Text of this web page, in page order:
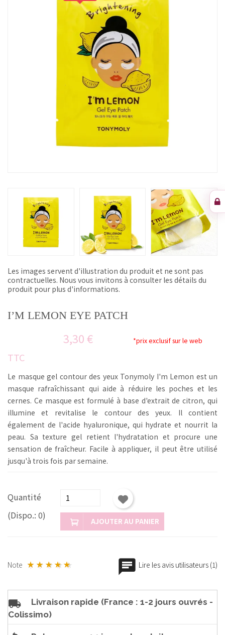
Les images servent d'illustration du produit et ne sont pas
contractuelles. Nous vous invitons à consulter les détails du
produit pour plus d'informations.
I’M LEMON EYE PATCH
3,30 € *prix exclusif sur le web
TTC
Le masque gel contour des yeux Tonymoly I'm Lemon est un
masque rafraîchissant qui aide à réduire les poches et les
cernes. Ce masque est formulé à base d'extrait de citron, qui
illumine et revitalise le contour des yeux.
Il contient
également de l'acide hyaluronique, qui hydrate et nourrit la
peau. Sa texture gel retient l'hydratation et procure une
sensation de fraîcheur. Facile à appliquer, il peut être utilisé
jusqu'à trois fois par semaine.
Quantité
(Dispo.: 0)
AJOUTER AU PANIER
Note Lire les avis utilisateurs (1)
Livraison rapide (France : 1-2 jours ouvrés -
Colissimo)